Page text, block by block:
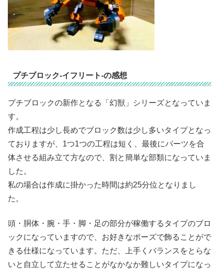
プチブロック-イフリート-の感想
プチブロックの新作となる「幻獣」シリーズとなっていま
す。
作成工程は少し長めでブロック数は少し多いタイプとなっ
ておりますが、1つ1つの工程は短く、最後にパーツを合
体させる組み立て方なので、割と簡単な部類になっていま
した。
私の場合は作成に掛かった時間は約25分位となりまし
た。
頭・胴体・腕・手・脚・足の部分が稼働するタイプのブロ
ックになっていますので、お好きなポーズで飾ることがで
きる仕様になっています。ただ、上手くバランスをとらな
いと自立して立たせることがなかなか難しいタイプになっ